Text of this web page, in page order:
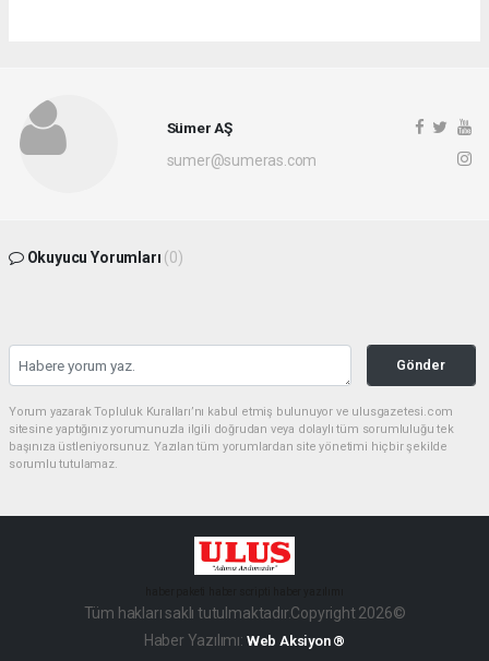
Sümer AŞ
sumer@sumeras.com
Okuyucu Yorumları (0)
Gönder
Yorum yazarak Topluluk Kuralları’nı kabul etmiş bulunuyor ve ulusgazetesi.com
sitesine yaptığınız yorumunuzla ilgili doğrudan veya dolaylı tüm sorumluluğu tek
başınıza üstleniyorsunuz. Yazılan tüm yorumlardan site yönetimi hiçbir şekilde
sorumlu tutulamaz.
Tüm hakları saklı tutulmaktadır.Copyright 2026©
Haber Yazılımı: Web Aksiyon ®